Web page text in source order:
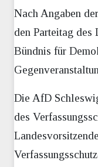
Nach Angaben
den Parteitag des
Bündnis für
Die AfD
des